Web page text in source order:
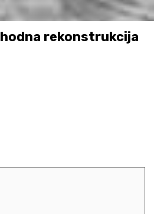
rekonstrukcija